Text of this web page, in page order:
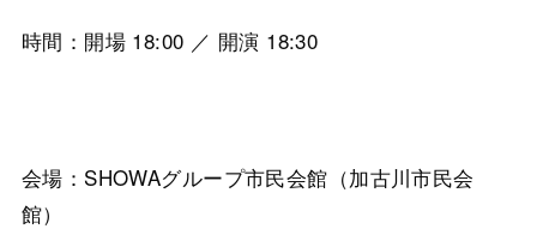
時間：開場 18:00 ／ 開演 18:30
会場：SHOWAグループ市民会館（加古川市民会
館）